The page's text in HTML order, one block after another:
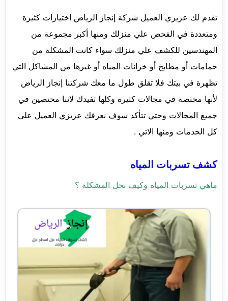
تقدم لك عزيزي العميل شركة إنجاز الرياض اختيارات كثيرة
ومتعددة في الفحص علي منزلك ومنها أكبر مجموعة من
المهندسين للكشف علي منزلك سواء كانت المشكلة من
حمامات أو مطابخ أو خزانات المياه أو غيرها من المشاكل التي
تظهرة في بيتك فلا تقلق طول ما معك شركتنا إنجاز الرياض
لأنها مختصة في مجالات كتيرة وكلها تفيدك لاننا مختصين في
جميع المجالات وحتي تتأكد سوف نعرفك عزيزي العميل علي
كل الحدمات ومنها الاتي .
كشف تسربات المياه
ماهي تسربات المياه وكيف نحل المشكلة ؟